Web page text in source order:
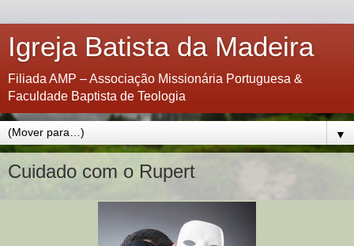
Igreja Batista da Madeira
Filiada AMP – Associação Missionária Portuguesa &
Faculdade Baptista de Teologia
▼
Cuidado com o Rupert